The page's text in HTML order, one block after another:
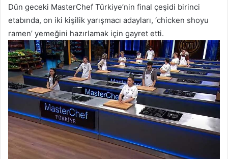
Dün geceki MasterChef Türkiye’nin final çeşidi birinci
etabında, on iki kişilik yarışmacı adayları, ‘chicken shoyu
ramen’ yemeğini hazırlamak için gayret etti.